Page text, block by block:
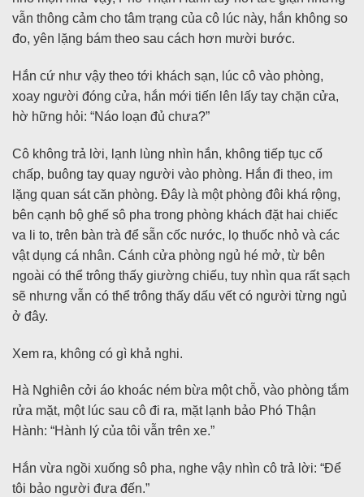
vẫn thông cảm cho tâm trạng của cô lúc này, hắn không so
đo, yên lặng bám theo sau cách hơn mười bước.
Hắn cứ như vậy theo tới khách sạn, lúc cô vào phòng,
xoay người đóng cửa, hắn mới tiến lên lấy tay chặn cửa,
hờ hững hỏi: “Náo loạn đủ chưa?”
Cô không trả lời, lạnh lùng nhìn hắn, không tiếp tục cố
chấp, buông tay quay người vào phòng. Hắn đi theo, im
lặng quan sát căn phòng. Đây là một phòng đôi khá rộng,
bên cạnh bộ ghế sô pha trong phòng khách đặt hai chiếc
va li to, trên bàn trà để sẵn cốc nước, lọ thuốc nhỏ và các
vật dụng cá nhân. Cánh cửa phòng ngủ hé mở, từ bên
ngoài có thể trông thấy giường chiếu, tuy nhìn qua rất sạch
sẽ nhưng vẫn có thể trông thấy dấu vết có người từng ngủ
ở đây.
Xem ra, không có gì khả nghi.
Hà Nghiên cởi áo khoác ném bừa một chỗ, vào phòng tắm
rửa mặt, một lúc sau cô đi ra, mặt lạnh bảo Phó Thận
Hành: “Hành lý của tôi vẫn trên xe.”
Hắn vừa ngồi xuống sô pha, nghe vậy nhìn cô trả lời: “Để
tôi bảo người đưa đến.”